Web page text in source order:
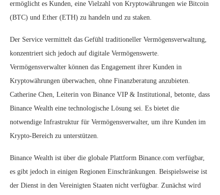
ermöglicht es Kunden, eine Vielzahl von Kryptowährungen wie Bitcoin
(BTC) und Ether (ETH) zu handeln und zu staken.
Der Service vermittelt das Gefühl traditioneller Vermögensverwaltung,
konzentriert sich jedoch auf digitale Vermögenswerte.
Vermögensverwalter können das Engagement ihrer Kunden in
Kryptowährungen überwachen, ohne Finanzberatung anzubieten.
Catherine Chen, Leiterin von Binance VIP & Institutional, betonte, dass
Binance Wealth eine technologische Lösung sei. Es bietet die
notwendige Infrastruktur für Vermögensverwalter, um ihre Kunden im
Krypto-Bereich zu unterstützen.
Binance Wealth ist über die globale Plattform Binance.com verfügbar,
es gibt jedoch in einigen Regionen Einschränkungen. Beispielsweise ist
der Dienst in den Vereinigten Staaten nicht verfügbar. Zunächst wird